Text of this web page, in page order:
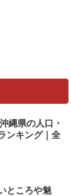
縄県の人口・
ンキング｜全
ところや魅